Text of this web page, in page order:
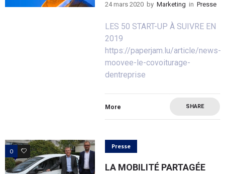
24 mars 2020 by Marketing in Presse
LES 50 START-UP À SUIVRE EN
2019
https://paperjam.lu/article/news-
moovee-le-covoiturage-
dentreprise
More SHARE
0 0
Presse
LA MOBILITÉ PARTAGÉE